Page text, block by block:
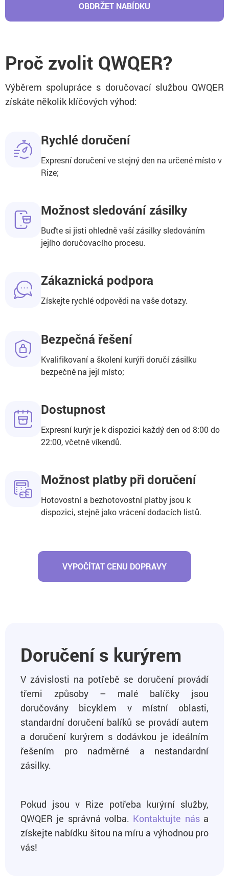
OBDRŽET NABÍDKU
Proč zvolit QWQER?
Výběrem spolupráce s doručovací službou QWQER
získáte několik klíčových výhod:
Rychlé doručení
Expresní doručení ve stejný den na určené místo v
Rize;
Možnost sledování zásilky
Buďte si jisti ohledně vaší zásilky sledováním
jejího doručovacího procesu.
Zákaznická podpora
Získejte rychlé odpovědi na vaše dotazy.
Bezpečná řešení
Kvalifikovaní a školení kurýři doručí zásilku
bezpečně na její místo;
Dostupnost
Expresní kurýr je k dispozici každý den od 8:00 do
22:00, včetně víkendů.
Možnost platby při doručení
Hotovostní a bezhotovostní platby jsou k
dispozici, stejně jako vrácení dodacích listů.
VYPOČÍTAT CENU DOPRAVY
Doručení s kurýrem
V závislosti na potřebě se doručení provádí
třemi způsoby – malé balíčky jsou
doručovány bicyklem v místní oblasti,
standardní doručení balíků se provádí autem
a doručení kurýrem s dodávkou je ideálním
řešením pro nadměrné a nestandardní
zásilky.
Pokud jsou v Rize potřeba kurýrní služby,
QWQER je správná volba. Kontaktujte nása
získejte nabídku šitou na míru a výhodnou pro
vás!